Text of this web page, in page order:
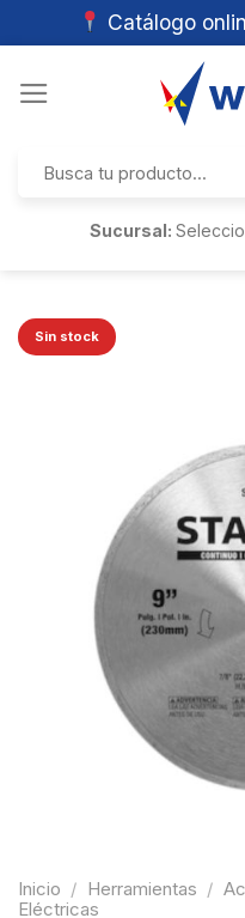
Catálogo
por:
Sucursal:
Sin stock
Inicio / Herramientas /
Eléctricas